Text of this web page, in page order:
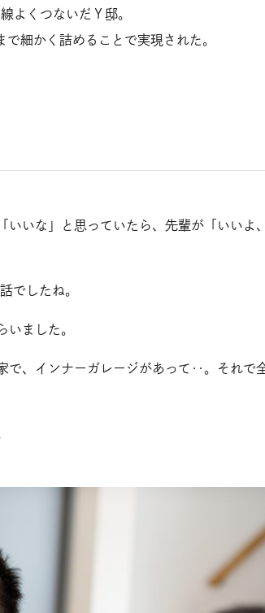
よくつないだＹ邸。
細かく詰めることで実現された。
いいな」と思っていたら、先輩が「いいよ
でしたね。
ました。
で、インナーガレージがあって‥。それで